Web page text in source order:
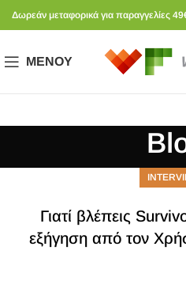
Δωρεάν μεταφορικά για παραγγελίες
ΜΕΝΟΎ
Γιατί βλέπεις
εξήγηση από τον